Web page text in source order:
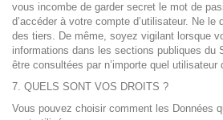
vous incombe de garder secret le mot de
d’accéder à votre compte d’utilisateur. Ne
des tiers. De même, soyez vigilant lorsque
informations dans les sections publiques du
être consultées par n’importe quel utilisateur
7. QUELS SONT VOS DROITS ?
Vous pouvez choisir comment les Données